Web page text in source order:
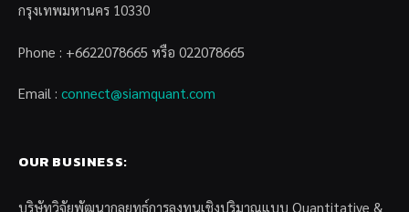
กรุงเทพมหานคร 10330
Phone : +6622078665 หรือ 022078665
Email : connect@siamquant.com
OUR BUSINESS:
บริษัทวิจัยพัฒนากลยุทธ์การลงทุนเชิงปริมาณแบบ Quantitative &